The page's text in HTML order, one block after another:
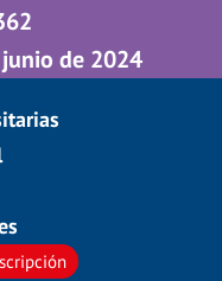
de 2024